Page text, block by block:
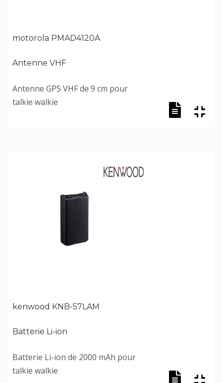
motorola PMAD4120A
Antenne VHF
Antenne GPS VHF de 9 cm pour
talkie walkie
kenwood KNB-57LAM
Batterie Li-ion
Batterie Li-ion de 2000 mAh pour
talkie walkie